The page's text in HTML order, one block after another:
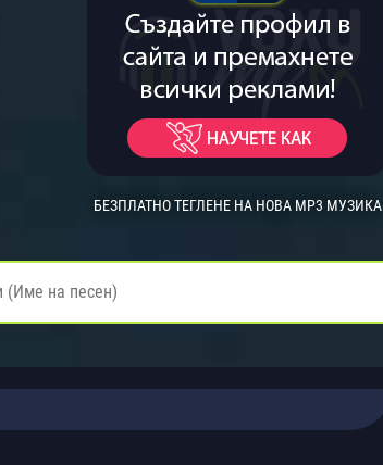
БЕЗПЛАТНО ТЕГЛЕНЕ НА НОВА MP3 МУЗИКА